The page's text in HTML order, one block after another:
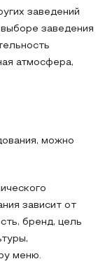
заведений
заведения
атмосфера,
можно
зависит от
бренд, цель
меню.